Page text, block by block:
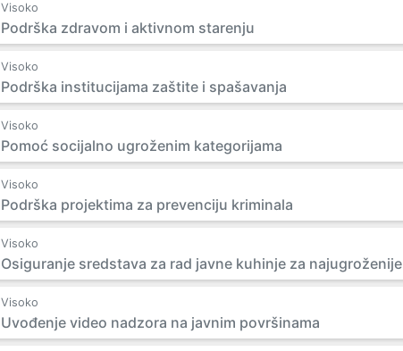
Visoko
Podrška zdravom i aktivnom starenju
Visoko
Podrška institucijama zaštite i spašavanja
Visoko
Pomoć socijalno ugroženim kategorijama
Visoko
Podrška projektima za prevenciju kriminala
Visoko
Osiguranje sredstava za rad javne kuhinje za najugroženije
Visoko
Uvođenje video nadzora na javnim površinama